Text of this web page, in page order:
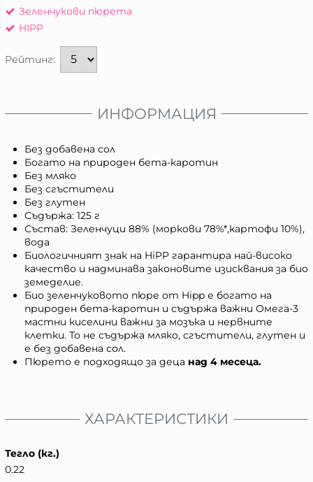
Зеленчукови пюрета
HIPP
Рейтинг:
ИНФОРМАЦИЯ
Без добавена сол
Богато на природен бета-каротин
Без мляко
Без сгъстители
Без глутен
Съдържа: 125 г
Състав: Зеленчуци 88% (моркови 78%*,картофи 10%),
вода
Биологичният знак на HiPP гарантира най-високо
качество и надминава законовите изисквания за био
земеделие.
Био зеленчуковото пюре от Hipp е богато на
природен бета-каротин и съдържа важни Омега-3
мастни киселини важни за мозъка и нервните
клетки. То не съдържа мляко, сгъстители, глутен и
е без добавена сол.
Пюрето е подходящо за деца над 4 месеца.
ХАРАКТЕРИСТИКИ
Тегло (кг.)
0.22